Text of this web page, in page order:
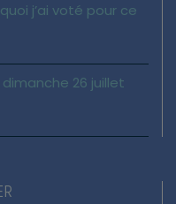
j’ai voté pour ce
26 juillet